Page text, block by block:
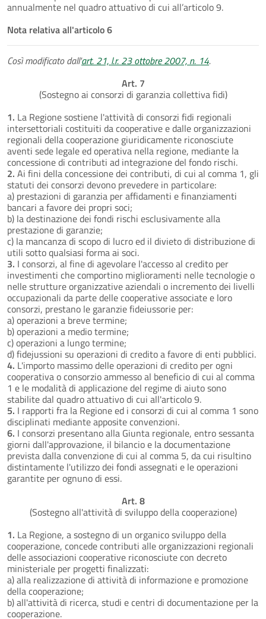
annualmente nel quadro attuativo di cui all’articolo 9.
Nota relativa all'articolo 6
Così modificato dall'art. 21, l.r. 23 ottobre 2007, n. 14.
Art. 7
(Sostegno ai consorzi di garanzia collettiva fidi)
1. La Regione sostiene l'attività di consorzi fidi regionali
intersettoriali costituiti da cooperative e dalle organizzazioni
regionali della cooperazione giuridicamente riconosciute
aventi sede legale ed operativa nella regione, mediante la
concessione di contributi ad integrazione del fondo rischi.
2. Ai fini della concessione dei contributi, di cui al comma 1, gli
statuti dei consorzi devono prevedere in particolare:
a) prestazioni di garanzia per affidamenti e finanziamenti
bancari a favore dei propri soci;
b) la destinazione dei fondi rischi esclusivamente alla
prestazione di garanzie;
c) la mancanza di scopo di lucro ed il divieto di distribuzione di
utili sotto qualsiasi forma ai soci.
3. I consorzi, al fine di agevolare l'accesso al credito per
investimenti che comportino miglioramenti nelle tecnologie o
nelle strutture organizzative aziendali o incremento dei livelli
occupazionali da parte delle cooperative associate e loro
consorzi, prestano le garanzie fideiussorie per:
a) operazioni a breve termine;
b) operazioni a medio termine;
c) operazioni a lungo termine;
d) fidejussioni su operazioni di credito a favore di enti pubblici.
4. L'importo massimo delle operazioni di credito per ogni
cooperativa o consorzio ammesso al beneficio di cui al comma
1 e le modalità di applicazione del regime di aiuto sono
stabilite dal quadro attuativo di cui all'articolo 9.
5. I rapporti fra la Regione ed i consorzi di cui al comma 1 sono
disciplinati mediante apposite convenzioni.
6. I consorzi presentano alla Giunta regionale, entro sessanta
giorni dall'approvazione, il bilancio e la documentazione
prevista dalla convenzione di cui al comma 5, da cui risultino
distintamente l'utilizzo dei fondi assegnati e le operazioni
garantite per ognuno di essi.
Art. 8
(Sostegno all'attività di sviluppo della cooperazione)
1. La Regione, a sostegno di un organico sviluppo della
cooperazione, concede contributi alle organizzazioni regionali
delle associazioni cooperative riconosciute con decreto
ministeriale per progetti finalizzati:
a) alla realizzazione di attività di informazione e promozione
della cooperazione;
b) all'attività di ricerca, studi e centri di documentazione per la
cooperazione.